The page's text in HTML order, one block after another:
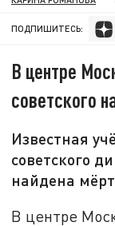
ПОДПИШИТЕСЬ:
В центре
советского
Известная
советского
найдена
В центре